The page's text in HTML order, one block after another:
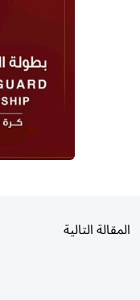
المقالة التالية